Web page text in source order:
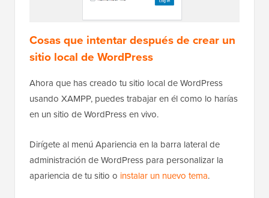
Cosas que intentar después de crear un
sitio local de WordPress
Ahora que has creado tu sitio local de WordPress
usando XAMPP, puedes trabajar en él como lo harías
en un sitio de WordPress en vivo.
Dirígete al menú Apariencia en la barra lateral de
administración de WordPress para personalizar la
apariencia de tu sitio o instalar un nuevo tema.